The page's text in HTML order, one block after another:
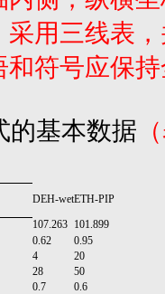
用三线表
符号应保
的基本数据
DEH-wetETH-PIP
107.263 101.899
0.62
0.95
4
20
28
50
0.7
0.6